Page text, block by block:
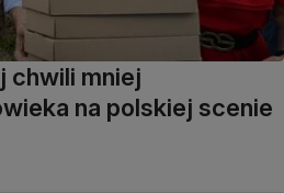
chwili mniej
na polskiej scenie